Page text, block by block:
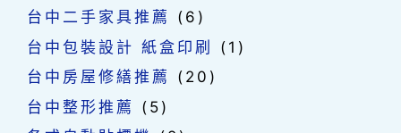
台中二手家具推薦
(6)
台中包裝設計 紙盒印刷
(1)
台中房屋修繕推薦
(20)
台中整形推薦
(5)